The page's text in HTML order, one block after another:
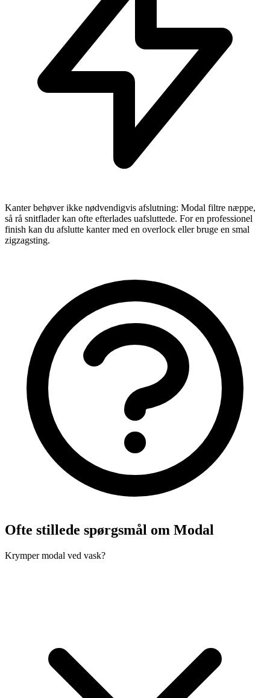
Kanter behøver ikke nødvendigvis afslutning: Modal filtre næppe,
så rå snitflader kan ofte efterlades uafsluttede. For en professionel
finish kan du afslutte kanter med en overlock eller bruge en smal
zigzagsting.
Ofte stillede spørgsmål om Modal
Krymper modal ved vask?